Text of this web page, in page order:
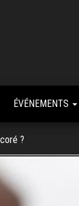
ÉVÉNEMENTS
?